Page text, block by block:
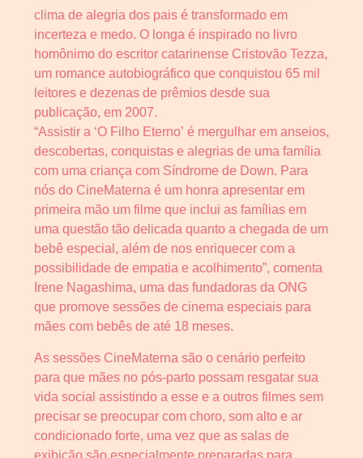
clima de alegria dos pais é transformado em
incerteza e medo. O longa é inspirado no livro
homônimo do escritor catarinense Cristovão Tezza,
um romance autobiográfico que conquistou 65 mil
leitores e dezenas de prêmios desde sua
publicação, em 2007.
“Assistir a ‘O Filho Eterno’ é mergulhar em anseios,
descobertas, conquistas e alegrias de uma família
com uma criança com Síndrome de Down. Para
nós do CineMaterna é um honra apresentar em
primeira mão um filme que inclui as famílias em
uma questão tão delicada quanto a chegada de um
bebê especial, além de nos enriquecer com a
possibilidade de empatia e acolhimento”, comenta
Irene Nagashima, uma das fundadoras da ONG
que promove sessões de cinema especiais para
mães com bebês de até 18 meses.
As sessões CineMaterna são o cenário perfeito
para que mães no pós-parto possam resgatar sua
vida social assistindo a esse e a outros filmes sem
precisar se preocupar com choro, som alto e ar
condicionado forte, uma vez que as salas de
exibição são especialmente preparadas para